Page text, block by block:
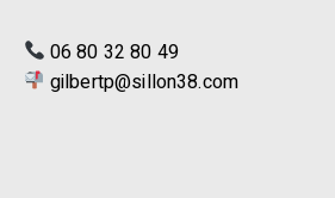
06 80 32 80 49
gilbertp@sillon38.com